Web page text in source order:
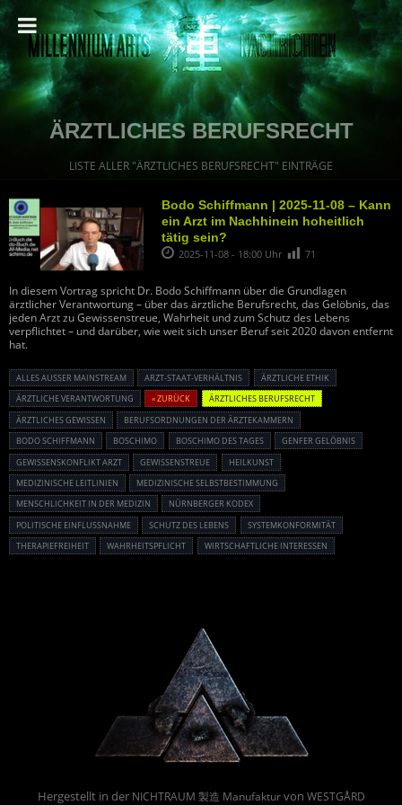
ÄRZTLICHES BERUFSRECHT
LISTE ALLER "ÄRZTLICHES BERUFSRECHT" EINTRÄGE
Bodo Schiffmann | 2025-11-08 – Kann
ein Arzt im Nachhinein hoheitlich
tätig sein?
2025-11-08 - 18:00 Uhr 71
In diesem Vortrag spricht Dr. Bodo Schiffmann über die Grundlagen
ärztlicher Verantwortung – über das ärztliche Berufsrecht, das Gelöbnis, das
jeden Arzt zu Gewissenstreue, Wahrheit und zum Schutz des Lebens
verpflichtet – und darüber, wie weit sich unser Beruf seit 2020 davon entfernt
hat.
ALLES AUSSER MAINSTREAM ARZT-STAAT-VERHÄLTNIS
ÄRZTLICHE ETHIK
ÄRZTLICHE VERANTWORTUNG
« ZURÜCK
ÄRZTLICHES BERUFSRECHT
ÄRZTLICHES GEWISSEN
BERUFSORDNUNGEN DER ÄRZTEKAMMERN
BODO SCHIFFMANN
BOSCHIMO BOSCHIMO DES TAGES
GENFER GELÖBNIS
GEWISSENSKONFLIKT ARZT
GEWISSENSTREUE
HEILKUNST
MEDIZINISCHE LEITLINIEN
MEDIZINISCHE SELBSTBESTIMMUNG
MENSCHLICHKEIT IN DER MEDIZIN
NÜRNBERGER KODEX
POLITISCHE EINFLUSSNAHME
SCHUTZ DES LEBENS
SYSTEMKONFORMITÄT
THERAPIEFREIHEIT
WAHRHEITSPFLICHT WIRTSCHAFTLICHE INTERESSEN
Hergestellt in der NICHTRAUM 製造 Manufakturvon WESTGÅRD
Powered By :